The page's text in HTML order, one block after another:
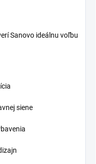
Sanovo ideálnu voľbu
siene